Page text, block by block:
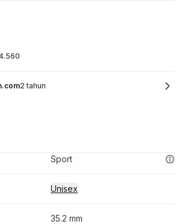
2 tahun
Sport
Unisex
35.2 mm